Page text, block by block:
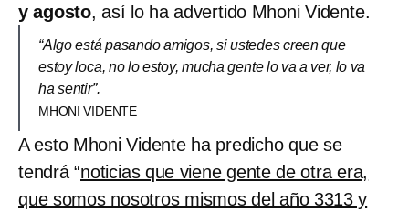
y agosto, así lo ha advertido Mhoni Vidente.
“Algo está pasando amigos, si ustedes creen que
estoy loca, no lo estoy, mucha gente lo va a ver, lo va
ha sentir”.
MHONI VIDENTE
A esto Mhoni Vidente ha predicho que se
tendrá “noticias que viene gente de otra era,
que somos nosotros mismos del año 3313 y